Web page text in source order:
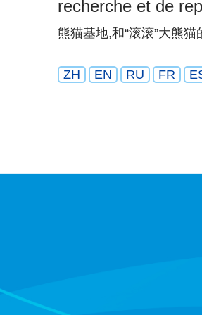
recherche et de
pandas géants de
熊猫基地,和“滚滚”大熊猫
ZH EN RU FR